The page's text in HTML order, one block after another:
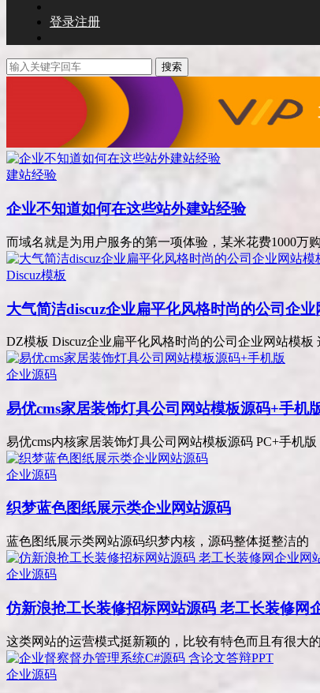
登录注册
搜索
建站经验
企业不知道如何在这些站外建站经验
而域名就是为用户服务的第一项体验，某米花费1000万
Discuz模板
大气简洁discuz企业扁平化风格时尚的公司企业
DZ模板 Discuz企业扁平化风格时尚的公司企业网站模板
企业源码
易优cms家居装饰灯具公司网站模板源码+手机
易优cms内核家居装饰灯具公司网站模板源码 PC+手机版
企业源码
织梦蓝色图纸展示类企业网站源码
蓝色图纸展示类网站源码织梦内核，源码整体挺整洁的
企业源码
仿新浪抢工长装修招标网站源码 老工长装修网
这类网站的运营模式挺新颖的，比较有特色而且有很大
企业源码